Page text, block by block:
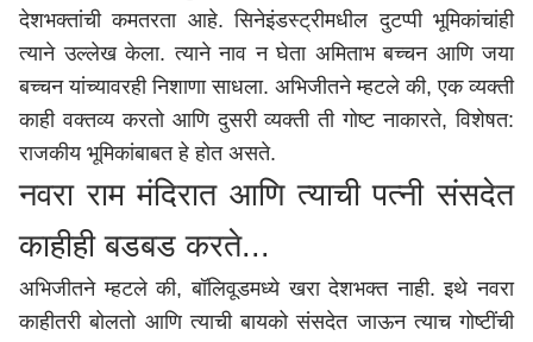
देशभक्तांची कमतरता आहे. सिनेइंडस्ट्रीमधील दुटप्पी भूमिकांचांही
त्याने उल्लेख केला. त्याने नाव न घेता अमिताभ बच्चन आणि जया
बच्चन यांच्यावरही निशाणा साधला. अभिजीतने म्हटले की, एक व्यक्ती
काही वक्तव्य करतो आणि दुसरी व्यक्ती ती गोष्ट नाकारते, विशेषत:
राजकीय भूमिकांबाबत हे होत असते.
नवरा राम मंदिरात आणि त्याची पत्नी संसदेत
काहीही बडबड करते...
अभिजीतने म्हटले की, बॉलिवूडमध्ये खरा देशभक्त नाही. इथे नवरा
काहीतरी बोलतो आणि त्याची बायको संसदेत जाऊन त्याच गोष्टींची